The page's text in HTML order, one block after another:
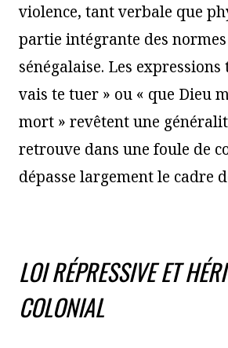
violence, tant verbale que
partie intégrante des normes
sénégalaise. Les expressions
vais te tuer » ou « que Dieu
mort » revêtent une
retrouve dans une foule de
dépasse largement le cadre
LOI RÉPRESSIVE ET
COLONIAL